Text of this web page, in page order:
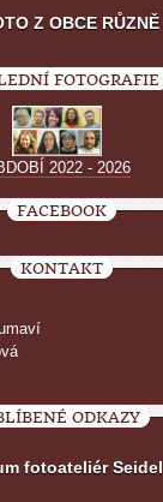
Z OBCE RŮZNĚ
FOTOGRAFIE
2022 - 2026
FACEBOOK
KONTAKT
ODKAZY
fotoateliér Seidel